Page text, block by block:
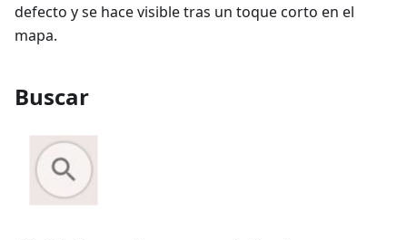
defecto y se hace visible tras un toque corto en el
mapa.
Buscar